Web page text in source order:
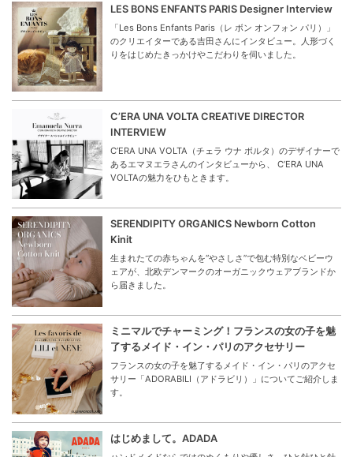
LES BONS ENFANTS PARIS Designer Interview
「Les Bons Enfants Paris（レ ボン オンフォン パリ）」
のクリエイターである吉田さんにインタビュー。人形づく
りをはじめたきっかけやこだわりを伺いました。
C’ERA UNA VOLTA CREATIVE DIRECTOR
INTERVIEW
C’ERA UNA VOLTA（チェラ ウナ ボルタ）のデザイナーで
あるエマヌエラさんのインタビューから、 C’ERA UNA
VOLTAの魅力をひもときます。
SERENDIPITY ORGANICS Newborn Cotton
Kinit
生まれたての赤ちゃんを“やさしさ”で包む特別なベビーウ
ェアが、北欧デンマークのオーガニックウェアブランドか
ら届きました。
ミニマルでチャーミング！フランスの女の子を魅
了するメイド・イン・パリのアクセサリー
フランスの女の子を魅了するメイド・イン・パリのアクセ
サリー「ADORABILI（アドラビリ）」についてご紹介しま
す。
はじめまして。ADADA